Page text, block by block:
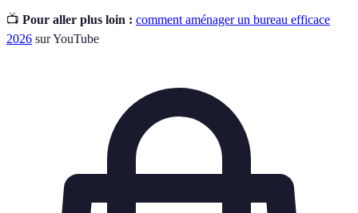
📺 Pour aller plus loin : comment aménager un bureau efficace
2026 sur YouTube